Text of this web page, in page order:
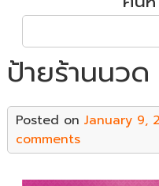
ป้ายร้านนว
Posted on January 9,
comments